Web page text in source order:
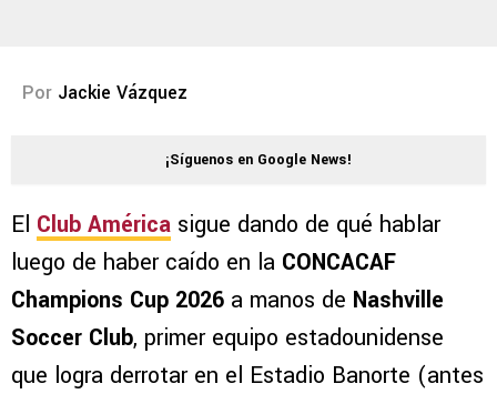
Por Jackie Vázquez
¡Síguenos en Google News!
El Club América sigue dando de qué hablar
luego de haber caído en la CONCACAF
Champions Cup 2026 a manos de Nashville
Soccer Club, primer equipo estadounidense
que logra derrotar en el Estadio Banorte (antes